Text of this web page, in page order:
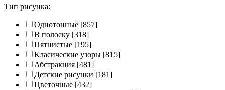
Тип рисунка:
Однотонные [857]
В полоску [318]
Пятнистые [195]
Класические узоры [815]
Абстракция [481]
Детские рисунки [181]
Цветочные [432]